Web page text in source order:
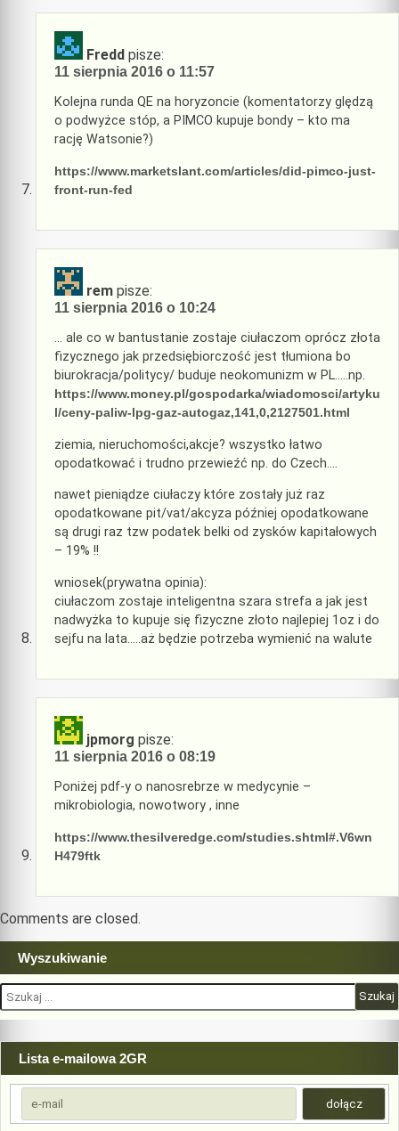
Fredd pisze:
11 sierpnia 2016 o 11:57
Kolejna runda QE na horyzoncie (komentatorzy ględzą
o podwyżce stóp, a PIMCO kupuje bondy – kto ma
rację Watsonie?)
https://www.marketslant.com/articles/did-pimco-just-
front-run-fed
rem pisze:
11 sierpnia 2016 o 10:24
… ale co w bantustanie zostaje ciułaczom oprócz złota
fizycznego jak przedsiębiorczość jest tłumiona bo
biurokracja/politycy/ buduje neokomunizm w PL…..np.
https://www.money.pl/gospodarka/wiadomosci/artyku
l/ceny-paliw-lpg-gaz-autogaz,141,0,2127501.html
ziemia, nieruchomości,akcje? wszystko łatwo
opodatkować i trudno przewieźć np. do Czech….
nawet pieniądze ciułaczy które zostały już raz
opodatkowane pit/vat/akcyza później opodatkowane
są drugi raz tzw podatek belki od zysków kapitałowych
– 19% !!
wniosek(prywatna opinia):
ciułaczom zostaje inteligentna szara strefa a jak jest
nadwyżka to kupuje się fizyczne złoto najlepiej 1oz i do
sejfu na lata…..aż będzie potrzeba wymienić na walute
jpmorg pisze:
11 sierpnia 2016 o 08:19
Poniżej pdf-y o nanosrebrze w medycynie –
mikrobiologia, nowotwory , inne
https://www.thesilveredge.com/studies.shtml#.V6wn
H479ftk
Comments are closed.
Wyszukiwanie
Szukaj:
Lista e-mailowa 2GR